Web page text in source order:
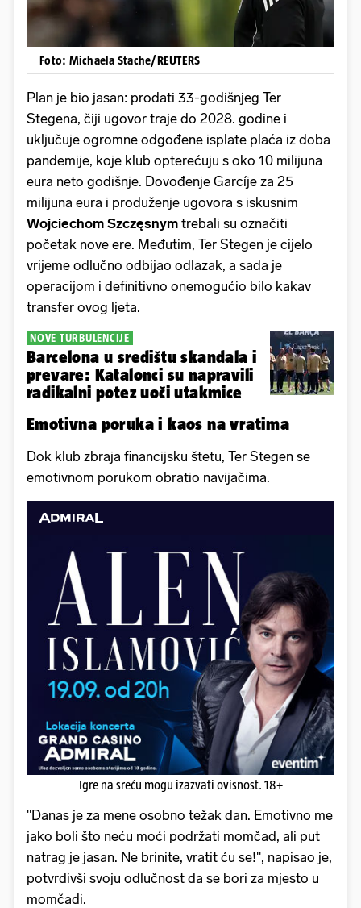
Foto: Michaela Stache/REUTERS
Plan je bio jasan: prodati 33-godišnjeg Ter
Stegena, čiji ugovor traje do 2028. godine i
uključuje ogromne odgođene isplate plaća iz doba
pandemije, koje klub opterećuju s oko 10 milijuna
eura neto godišnje. Dovođenje Garcíje za 25
milijuna eura i produženje ugovora s iskusnim
Wojciechom Szczęsnym trebali su označiti
početak nove ere. Međutim, Ter Stegen je cijelo
vrijeme odlučno odbijao odlazak, a sada je
operacijom i definitivno onemogućio bilo kakav
transfer ovog ljeta.
NOVE TURBULENCIJE
Barcelona u središtu skandala i
prevare: Katalonci su napravili
radikalni potez uoči utakmice
Emotivna poruka i kaos na vratima
Dok klub zbraja financijsku štetu, Ter Stegen se
emotivnom porukom obratio navijačima.
Igre na sreću mogu izazvati ovisnost. 18+
"Danas je za mene osobno težak dan. Emotivno me
jako boli što neću moći podržati momčad, ali put
natrag je jasan. Ne brinite, vratit ću se!", napisao je,
potvrdivši svoju odlučnost da se bori za mjesto u
momčadi.